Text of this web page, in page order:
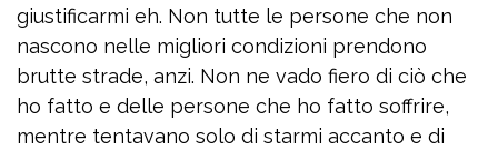
giustificarmi eh. Non tutte le persone che non
nascono nelle migliori condizioni prendono
brutte strade, anzi. Non ne vado fiero di ciò che
ho fatto e delle persone che ho fatto soffrire,
mentre tentavano solo di starmi accanto e di